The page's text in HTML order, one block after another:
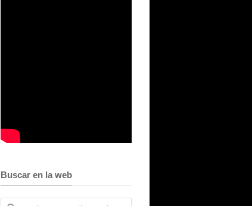
Buscar en la web